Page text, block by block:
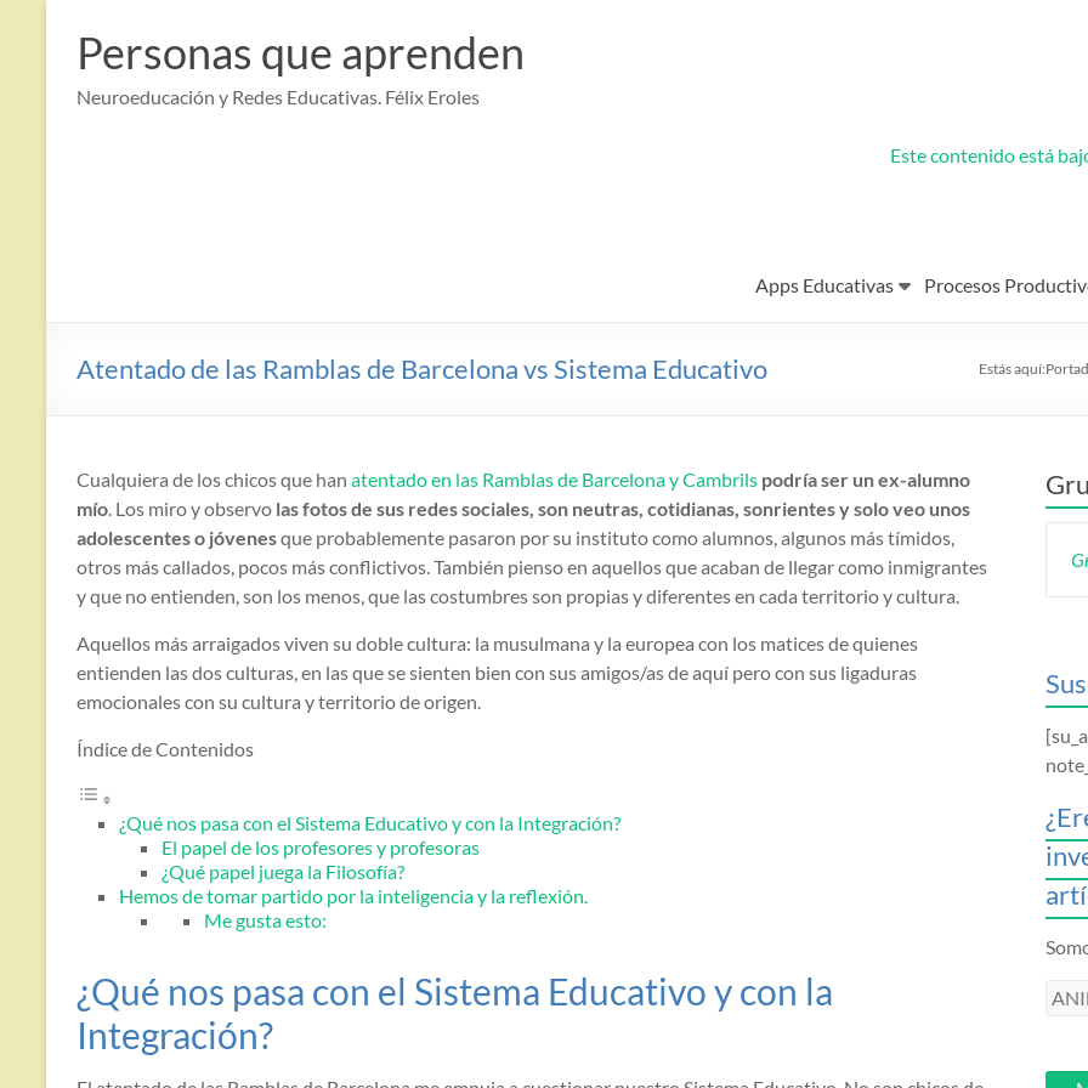
contenido
Personas que aprenden
Neuroeducación y Redes Educativas. Félix Eroles
Este contenido está
Apps Educativas Procesos
Atentado de las Ramblas de Barcelona vs Sistema Educativo Estás aquí:
Cualquiera de los chicos que han atentado en las Ramblas de Barcelona y Cambrils podría ser un ex-alumno
mío. Los miro y observo las fotos de sus redes sociales, son neutras, cotidianas, sonrientes y solo veo unos
adolescentes o jóvenesque probablemente pasaron por su instituto como alumnos, algunos más tímidos,
otros más callados, pocos más conflictivos. También pienso en aquellos que acaban de llegar como inmigrantes
y que no entienden, son los menos, que las costumbres son propias y diferentes en cada territorio y cultura.
Aquellos más arraigados viven su doble cultura: la musulmana y la europea con los matices de quienes
entienden las dos culturas, en las que se sienten bien con sus amigos/as de aquí pero con sus ligaduras
emocionales con su cultura y territorio de origen.
Índice de Contenidos
¿Qué nos pasa con el Sistema Educativo y con la Integración?
El papel de los profesores y profesoras
¿Qué papel juega la Filosofía?
Hemos de tomar partido por la inteligencia y la reflexión.
Me gusta esto:
¿Qué nos pasa con el Sistema Educativo y con la
Integración?